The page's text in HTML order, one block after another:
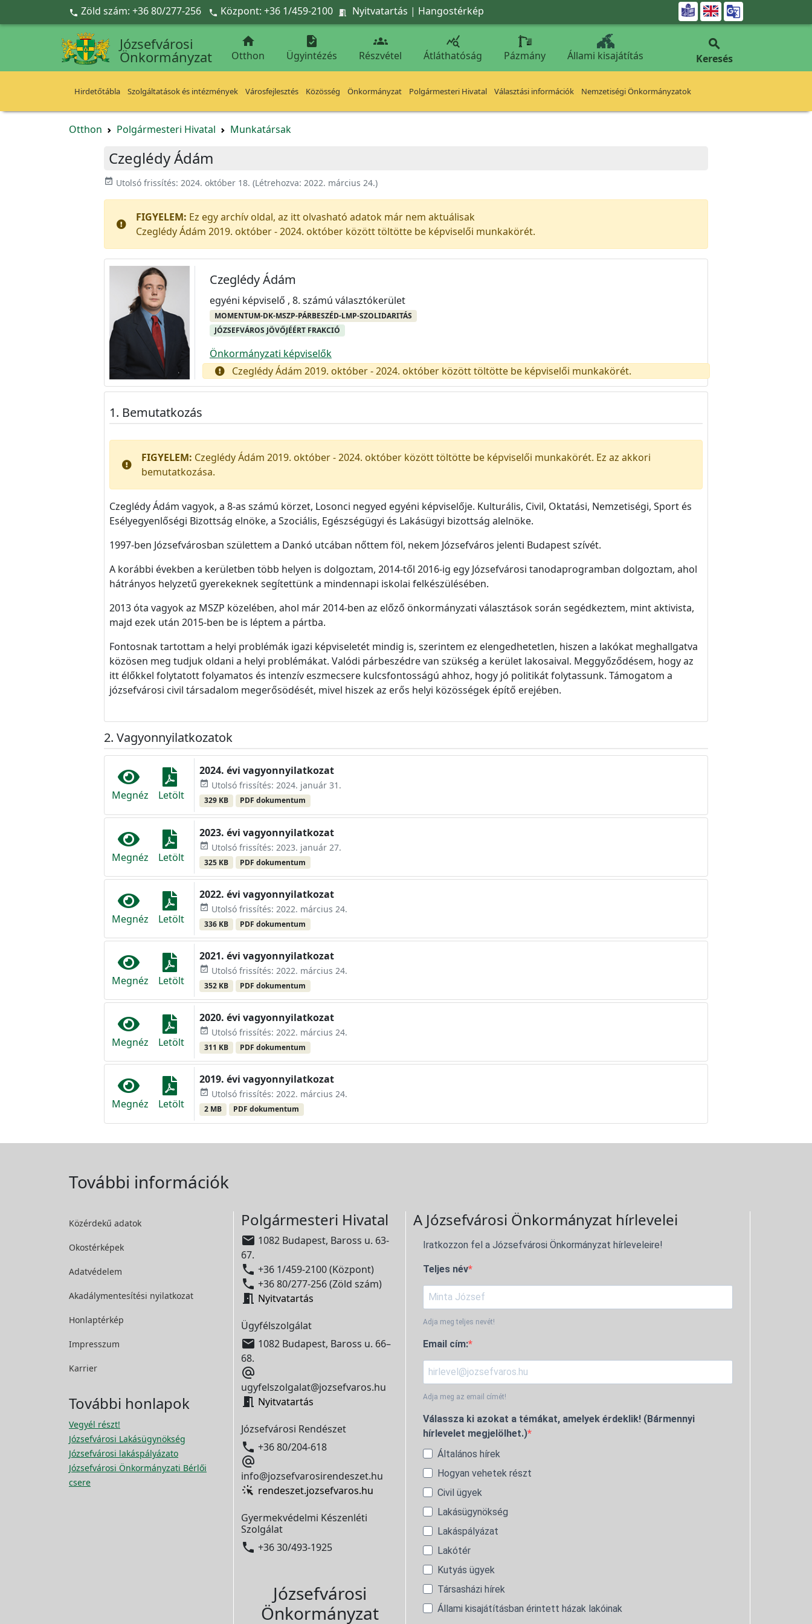
Ugrás a fő tartalomra
 Zöld szám: +36 80/277-256  Központ: +36 1/459-2100  Nyitvatartás | Hangostérkép 
Józsefvárosi
Önkormányzat

Otthon

Ügyintézés

Részvétel

Átláthatóság Pázmány Állami kisajátítás

Keresés
Hirdetőtábla Szolgáltatások és intézmények Városfejlesztés Közösség Önkormányzat Polgármesteri Hivatal Választási információk Nemzetiségi Önkormányzatok
Otthon Polgármesteri Hivatal Munkatársak
Czeglédy Ádám
event_available Utolsó frissítés: 2024. október 18. (Létrehozva: 2022. március 24.)
FIGYELEM: Ez egy archív oldal, az itt olvasható adatok már nem aktuálisak
Czeglédy Ádám 2019. október - 2024. október között töltötte be képviselői munkakörét.
Czeglédy Ádám
egyéni képviselő , 8. számú választókerület
MOMENTUM-DK-MSZP-PÁRBESZÉD-LMP-SZOLIDARITÁS
JÓZSEFVÁROS JÖVŐJÉÉRT FRAKCIÓ
Önkormányzati képviselők
Czeglédy Ádám 2019. október - 2024. október között töltötte be képviselői munkakörét.
Bemutatkozás
FIGYELEM: Czeglédy Ádám 2019. október - 2024. október között töltötte be képviselői munkakörét. Ez az akkori
bemutatkozása.
Czeglédy Ádám vagyok, a 8-as számú körzet, Losonci negyed egyéni képviselője. Kulturális, Civil, Oktatási, Nemzetiségi, Sport és
Esélyegyenlőségi Bizottság elnöke, a Szociális, Egészségügyi és Lakásügyi bizottság alelnöke.
1997-ben Józsefvárosban születtem a Dankó utcában nőttem föl, nekem Józsefváros jelenti Budapest szívét.
A korábbi években a kerületben több helyen is dolgoztam, 2014-től 2016-ig egy Józsefvárosi tanodaprogramban dolgoztam, ahol
hátrányos helyzetű gyerekeknek segítettünk a mindennapi iskolai felkészülésében.
2013 óta vagyok az MSZP közelében, ahol már 2014-ben az előző önkormányzati választások során segédkeztem, mint aktivista,
majd ezek után 2015-ben be is léptem a pártba.
Fontosnak tartottam a helyi problémák igazi képviseletét mindig is, szerintem ez elengedhetetlen, hiszen a lakókat meghallgatva
közösen meg tudjuk oldani a helyi problémákat. Valódi párbeszédre van szükség a kerület lakosaival. Meggyőződésem, hogy az
itt élőkkel folytatott folyamatos és intenzív eszmecsere kulcsfontosságú ahhoz, hogy jó politikát folytassunk. Támogatom a
józsefvárosi civil társadalom megerősödését, mivel hiszek az erős helyi közösségek építő erejében.
Vagyonnyilatkozatok
Megnéz Letölt
2024. évi vagyonnyilatkozat
event_available Utolsó frissítés: 2024. január 31.
329 KB PDF dokumentum
Megnéz Letölt
2023. évi vagyonnyilatkozat
event_available Utolsó frissítés: 2023. január 27.
325 KB PDF dokumentum
Megnéz Letölt
2022. évi vagyonnyilatkozat
event_available Utolsó frissítés: 2022. március 24.
336 KB PDF dokumentum
Megnéz Letölt
2021. évi vagyonnyilatkozat
event_available Utolsó frissítés: 2022. március 24.
352 KB PDF dokumentum
Megnéz Letölt
2020. évi vagyonnyilatkozat
event_available Utolsó frissítés: 2022. március 24.
311 KB PDF dokumentum
Megnéz Letölt
2019. évi vagyonnyilatkozat
event_available Utolsó frissítés: 2022. március 24.
2 MB PDF dokumentum
További információk
Közérdekű adatok
Okostérképek
Adatvédelem
Akadálymentesítési nyilatkozat
Honlaptérkép
Impresszum
Karrier
További honlapok
Vegyél részt!
Józsefvárosi Lakásügynökség
Józsefvárosi lakáspályázato
Józsefvárosi Önkormányzati Bérlői
csere
Polgármesteri Hivatal
 1082 Budapest, Baross u. 63-
67.
 +36 1/459-2100 (Központ)
 +36 80/277-256 (Zöld szám)
 Nyitvatartás
Ügyfélszolgálat
 1082 Budapest, Baross u. 66–
68.

ugyfelszolgalat@jozsefvaros.hu
 Nyitvatartás
Józsefvárosi Rendészet
 +36 80/204-618

info@jozsefvarosirendeszet.hu
rendeszet.jozsefvaros.hu
Gyermekvédelmi Készenléti
Szolgálat
 +36 30/493-1925
Józsefvárosi
Önkormányzat
A Józsefvárosi Önkormányzat hírlevelei
Iratkozzon fel a Józsefvárosi Önkormányzat hírleveleire!
Teljes név
Adja meg teljes nevét!
Email cím:
Adja meg az email címét!
Válassza ki azokat a témákat, amelyek érdeklik! (Bármennyi
hírlevelet megjelölhet.)
Általános hírek
Hogyan vehetek részt
Civil ügyek
Lakásügynökség
Lakáspályázat
Lakótér
Kutyás ügyek
Társasházi hírek
Állami kisajátításban érintett házak lakóinak